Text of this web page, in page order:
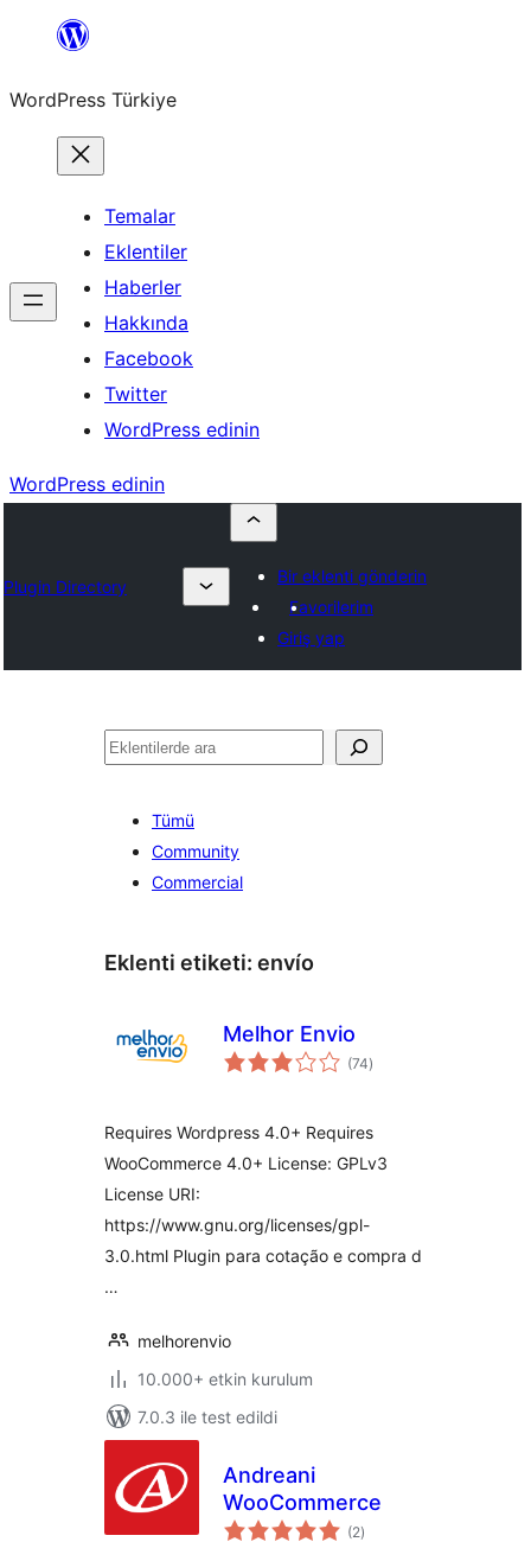
İçeriğe
WordPress Türkiye
Temalar
Eklentiler
Haberler
Hakkında
Facebook
Twitter
WordPress edinin
WordPress edinin
Plugin Directory
Bir eklenti gönderin
Favorilerim
Giriş yap
Ara
Tümü
Community
Commercial
Eklenti etiketi: envío
Melhor Envio
(74toplam
puan
)
Requires Wordpress 4.0+ Requires
WooCommerce 4.0+ License: GPLv3
License URI:
https://www.gnu.org/licenses/gpl-
3.0.html Plugin para cotação e compra d
…
melhorenvio
10.000+ etkin kurulum
7.0.3 ile test edildi
Andreani
WooCommerce
(2toplam
puan
)